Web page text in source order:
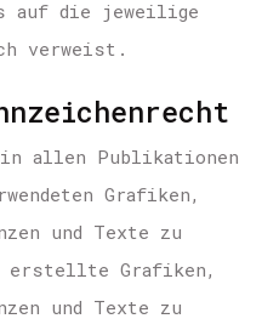
auf die jeweilige
verweist.
allen Publikationen
Grafiken,
und Texte zu
erstellte Grafiken,
und Texte zu